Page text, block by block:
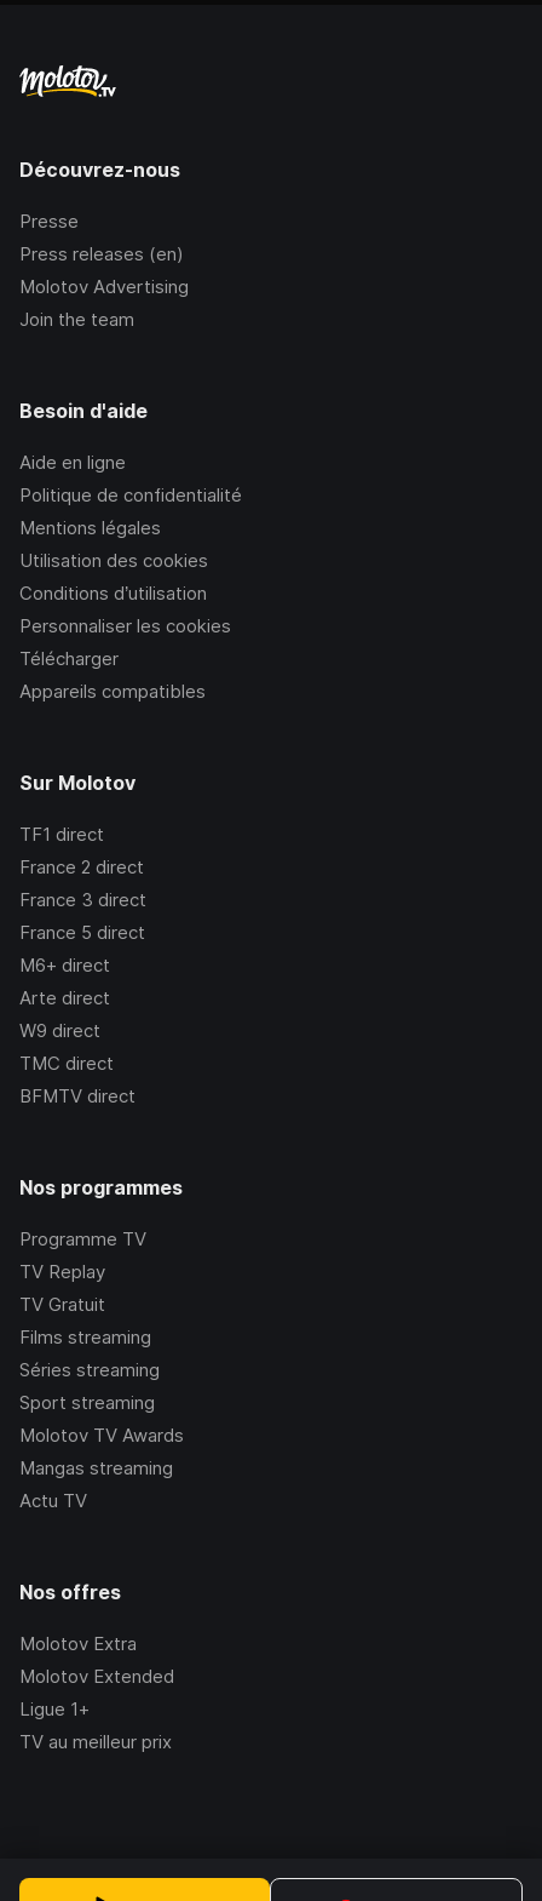
Découvrez-nous
Presse
Press releases (en)
Molotov Advertising
Join the team
Besoin d'aide
Aide en ligne
Politique de confidentialité
Mentions légales
Utilisation des cookies
Conditions d’utilisation
Personnaliser les cookies
Télécharger
Appareils compatibles
Sur Molotov
TF1 direct
France 2 direct
France 3 direct
France 5 direct
M6+ direct
Arte direct
W9 direct
TMC direct
BFMTV direct
Nos programmes
Programme TV
TV Replay
TV Gratuit
Films streaming
Séries streaming
Sport streaming
Molotov TV Awards
Mangas streaming
Actu TV
Nos offres
Molotov Extra
Molotov Extended
Ligue 1+
TV au meilleur prix
2.228.1